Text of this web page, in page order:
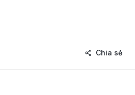
Chia sẻ